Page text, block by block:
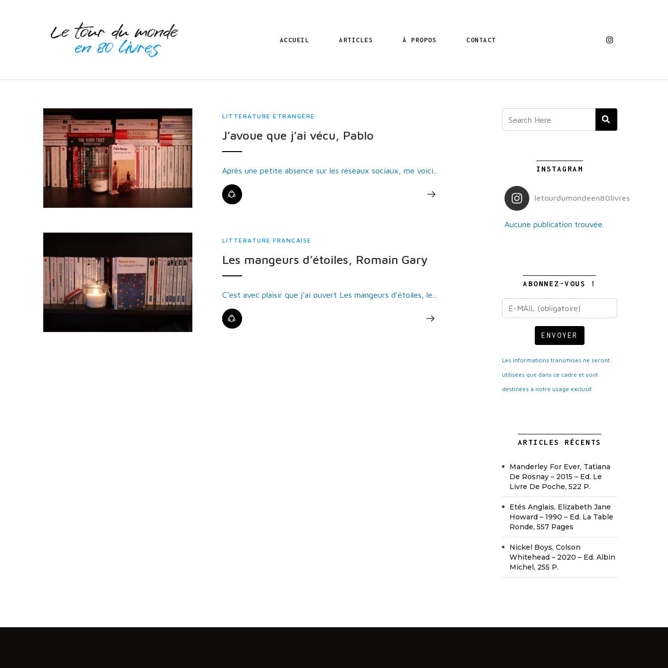
ACCUEIL ARTICLES À PROPOS CONTACT
LITTÉRATURE ÉTRANGÈRE
J’avoue que j’ai vécu, Pablo
Après une petite absence sur les réseaux sociaux, me voici...
LITTÉRATURE FRANÇAISE
Les mangeurs d’étoiles, Romain Gary
C’est avec plaisir que j’ai ouvert Les mangeurs d’étoiles, le...
INSTAGRAM
letourdumondeen80livres
Aucune publication trouvée.
ABONNEZ-VOUS !
ENVOYER
Les informations transmises ne seront
utilisées que dans ce cadre et sont
destinées à notre usage exclusif.
ARTICLES RÉCENTS
Manderley For Ever, Tatiana
De Rosnay – 2015 – Ed. Le
Livre De Poche, 522 P.
Etés Anglais, Elizabeth Jane
Howard – 1990 – Ed. La Table
Ronde, 557 Pages
Nickel Boys, Colson
Whitehead – 2020 – Ed. Albin
Michel, 255 P.